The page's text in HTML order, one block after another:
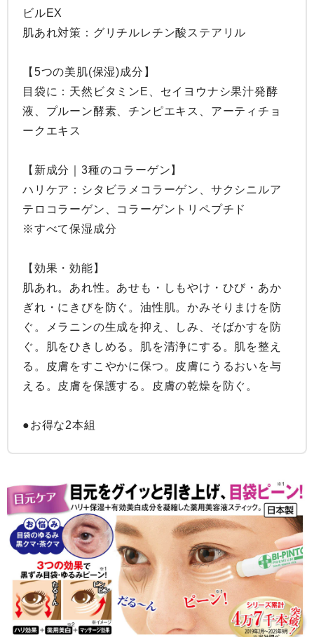
ビルEX
肌あれ対策：グリチルレチン酸ステアリル
【5つの美肌(保湿)成分】
目袋に：天然ビタミンE、セイヨウナシ果汁発酵
液、プルーン酵素、チンピエキス、アーティチョ
ークエキス
【新成分｜3種のコラーゲン】
ハリケア：シタビラメコラーゲン、サクシニルア
テロコラーゲン、コラーゲントリペプチド
※すべて保湿成分
【効果・効能】
肌あれ。あれ性。あせも・しもやけ・ひび・あか
ぎれ・にきびを防ぐ。油性肌。かみそりまけを防
ぐ。メラニンの生成を抑え、しみ、そばかすを防
ぐ。肌をひきしめる。肌を清浄にする。肌を整え
る。皮膚をすこやかに保つ。皮膚にうるおいを与
える。皮膚を保護する。皮膚の乾燥を防ぐ。
●お得な2本組